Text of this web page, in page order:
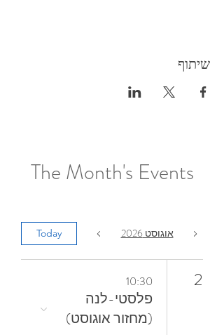
שיתוף
The Month's Events
אוגוסט 2026 Today
2
10:30
פלסטי-לנה
(מחזור אוגוסט)